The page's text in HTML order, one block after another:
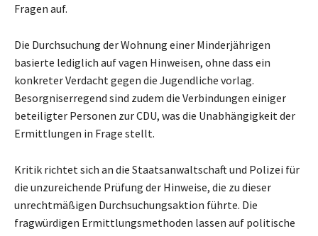
Fragen auf.
Die Durchsuchung der Wohnung einer Minderjährigen
basierte lediglich auf vagen Hinweisen, ohne dass ein
konkreter Verdacht gegen die Jugendliche vorlag.
Besorgniserregend sind zudem die Verbindungen einiger
beteiligter Personen zur CDU, was die Unabhängigkeit der
Ermittlungen in Frage stellt.
Kritik richtet sich an die Staatsanwaltschaft und Polizei für
die unzureichende Prüfung der Hinweise, die zu dieser
unrechtmäßigen Durchsuchungsaktion führte. Die
fragwürdigen Ermittlungsmethoden lassen auf politische